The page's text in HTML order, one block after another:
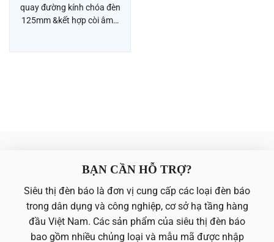
quay đường kính chóa đèn
125mm &kết hợp còi âm…
BẠN CẦN HỖ TRỢ?
Siêu thị đèn báo là đơn vị cung cấp các loại đèn báo
trong dân dụng và công nghiệp, cơ sở hạ tầng hàng
đầu Việt Nam. Các sản phẩm của siêu thị đèn báo
bao gồm nhiều chủng loại và mẫu mã được nhập